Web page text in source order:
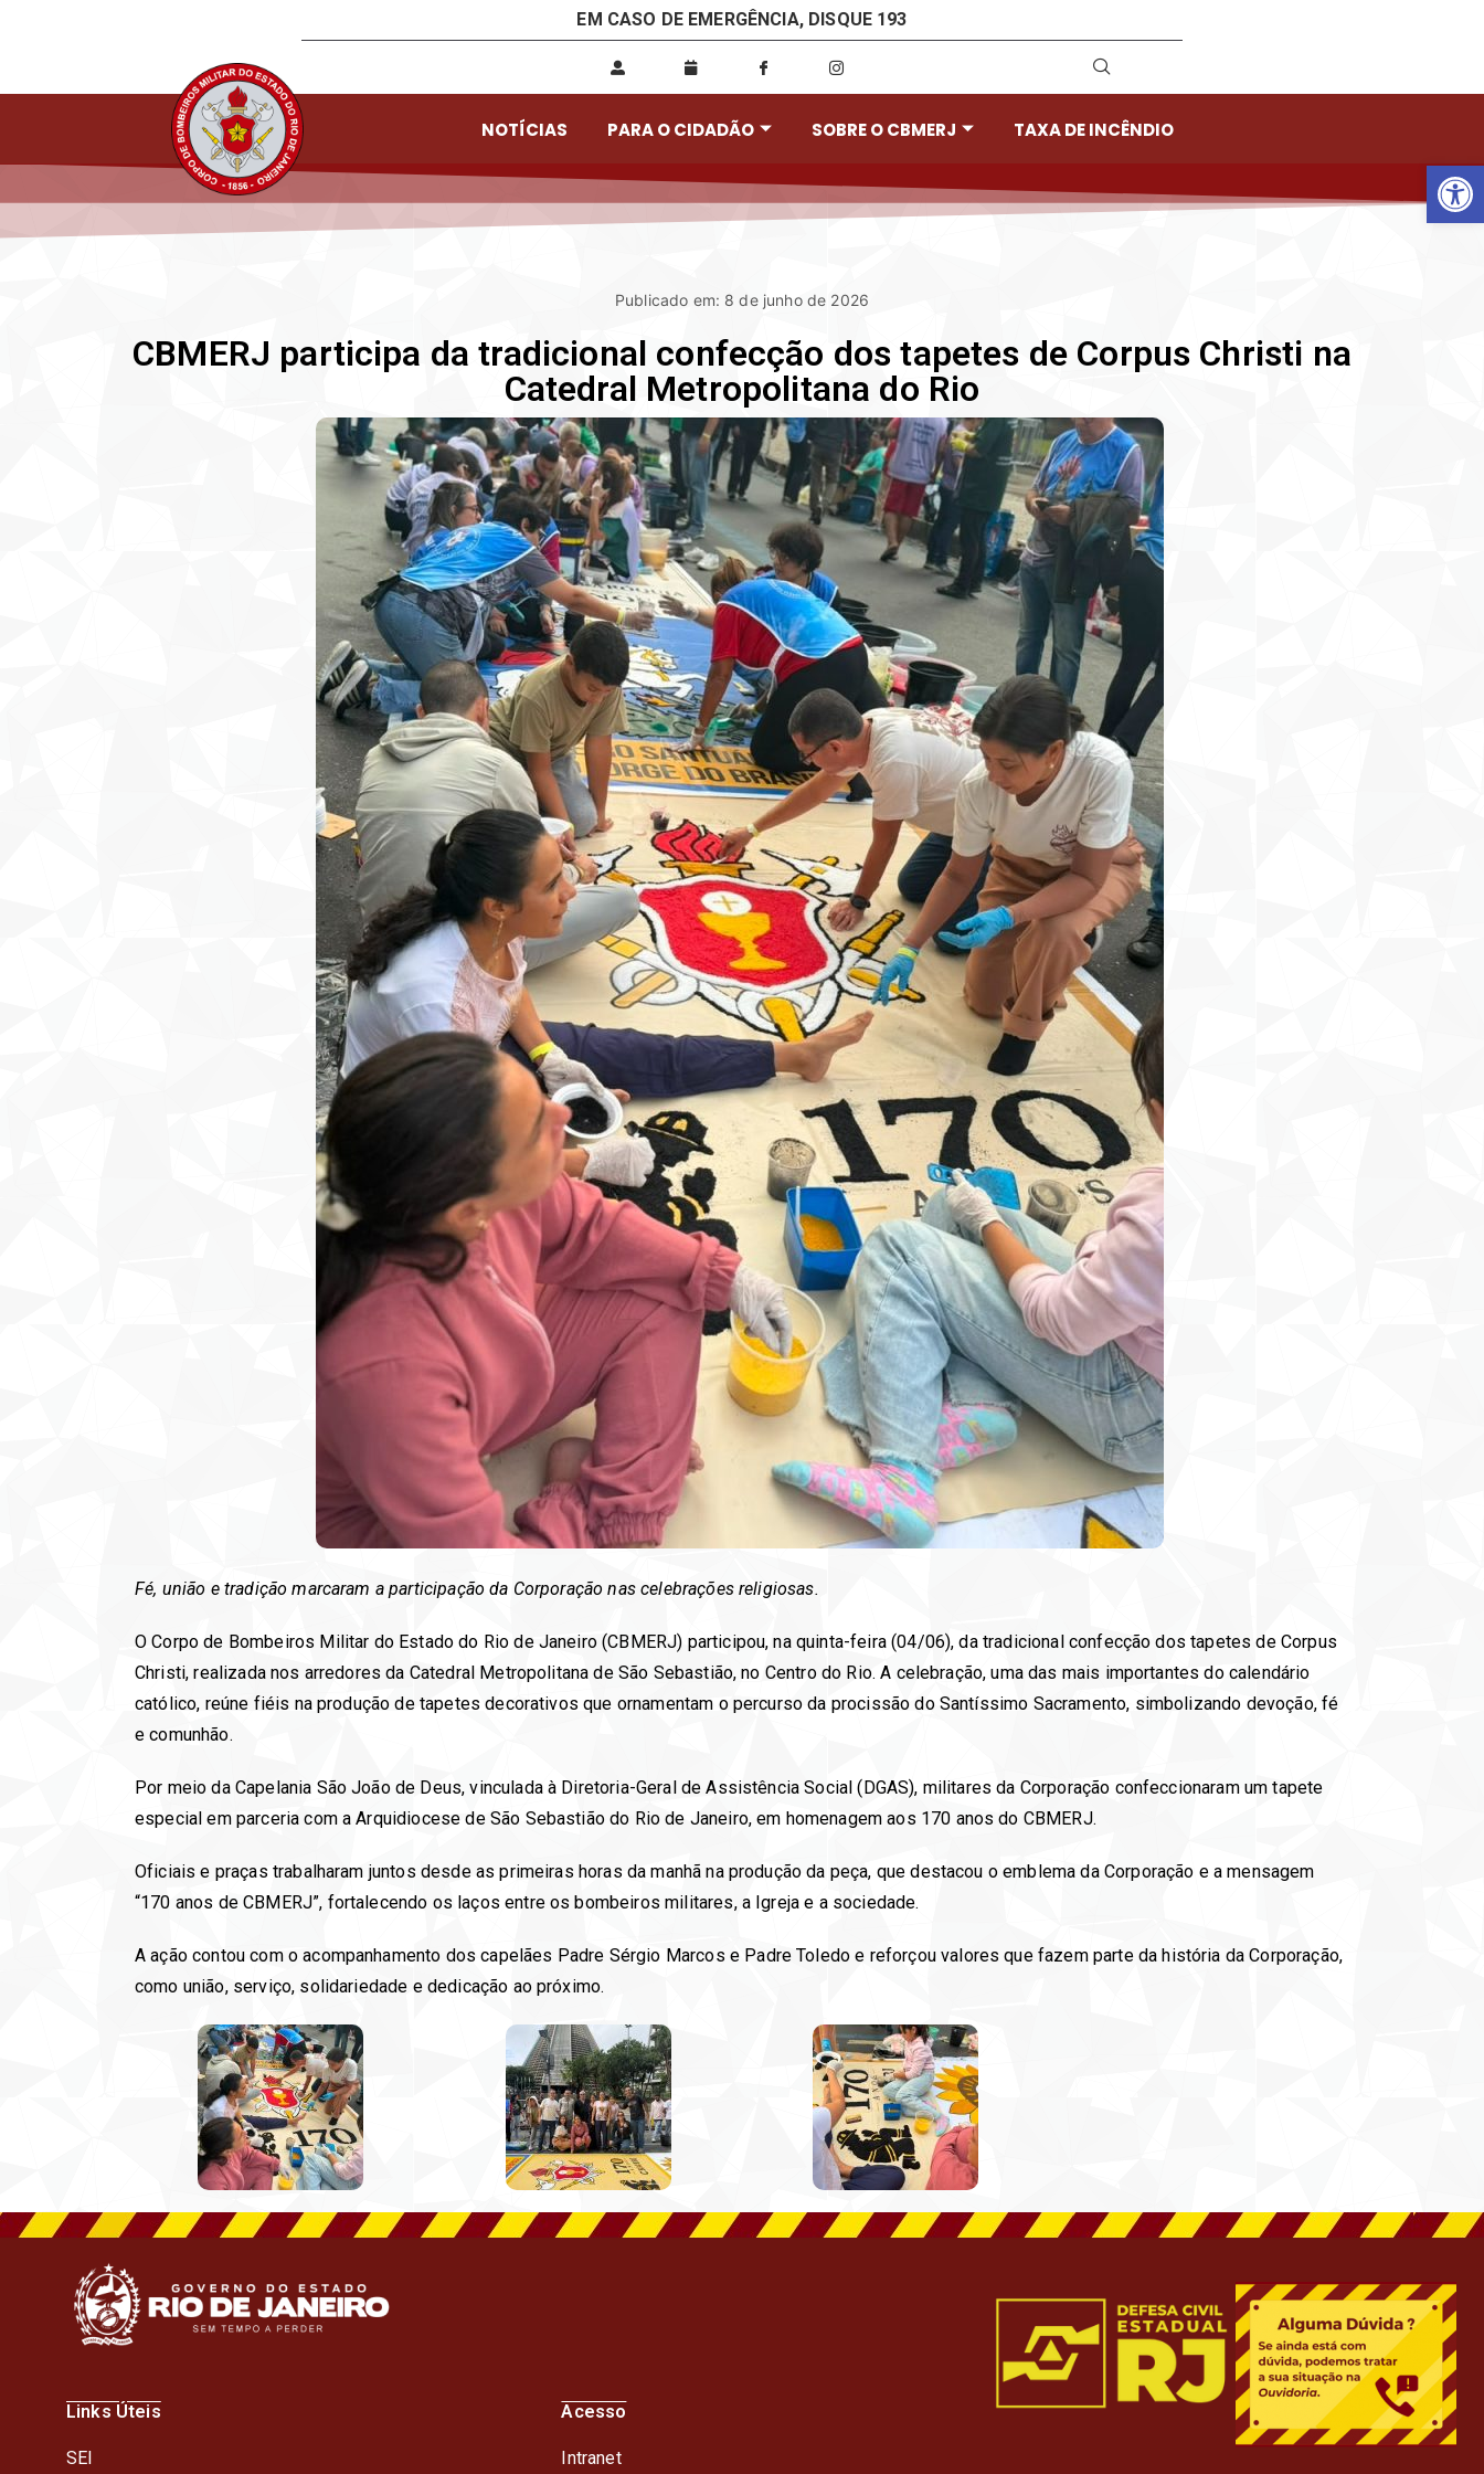
EM CASO DE EMERGÊNCIA, DISQUE 193
NOTÍCIAS PARA O CIDADÃO SOBRE O CBMERJ TAXA DE INCÊNDIO
Publicado em: 8 de junho de 2026
CBMERJ participa da tradicional confecção dos tapetes de Corpus Christi na
Catedral Metropolitana do Rio
Fé, união e tradição marcaram a participação da Corporação nas celebrações religiosas.
O Corpo de Bombeiros Militar do Estado do Rio de Janeiro (CBMERJ) participou, na quinta-feira (04/06), da tradicional confecção dos tapetes de Corpus
Christi, realizada nos arredores da Catedral Metropolitana de São Sebastião, no Centro do Rio. A celebração, uma das mais importantes do calendário
católico, reúne fiéis na produção de tapetes decorativos que ornamentam o percurso da procissão do Santíssimo Sacramento, simbolizando devoção, fé
e comunhão.
Por meio da Capelania São João de Deus, vinculada à Diretoria-Geral de Assistência Social (DGAS), militares da Corporação confeccionaram um tapete
especial em parceria com a Arquidiocese de São Sebastião do Rio de Janeiro, em homenagem aos 170 anos do CBMERJ.
Oficiais e praças trabalharam juntos desde as primeiras horas da manhã na produção da peça, que destacou o emblema da Corporação e a mensagem
“170 anos de CBMERJ”, fortalecendo os laços entre os bombeiros militares, a Igreja e a sociedade.
A ação contou com o acompanhamento dos capelães Padre Sérgio Marcos e Padre Toledo e reforçou valores que fazem parte da história da Corporação,
como união, serviço, solidariedade e dedicação ao próximo.
Links Úteis
SEI
Acesso
Intranet